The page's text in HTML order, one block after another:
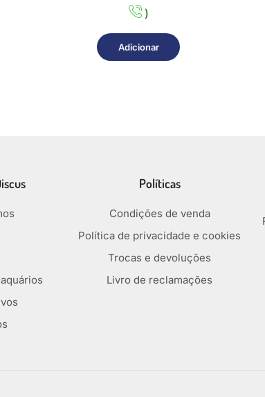
)
Adicionar
Políticas
Condições de venda
Política de privacidade e cookies
Trocas e devoluções
Livro de reclamações